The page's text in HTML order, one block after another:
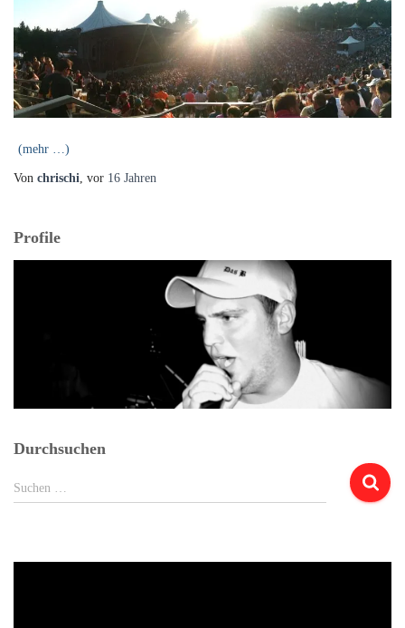
(mehr …)
Von chrischi, vor 16 Jahren
Profile
Durchsuchen
nach:
Suchen …